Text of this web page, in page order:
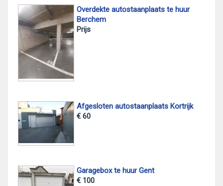
Overdekte autostaanplaats te huur
Berchem
Prijs
Afgesloten autostaanplaats Kortrijk
€ 60
Garagebox te huur Gent
€ 100